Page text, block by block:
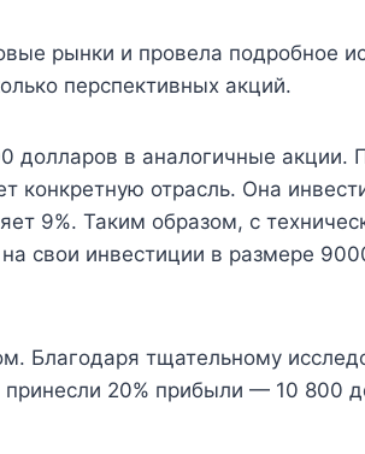
рынки и провела подробное
перспективных акций.
долларов в аналогичные акции.
конкретную отрасль. Она
9%. Таким образом, с
свои инвестиции в размере
Благодаря тщательному
20% прибыли — 10 800